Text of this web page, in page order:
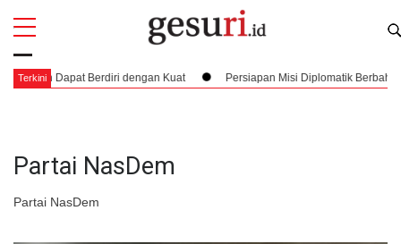
Terkini
Dapat Berdiri dengan Kuat Persiapan Misi Diplomatik Berbahaya dan
Partai NasDem
Partai NasDem
All